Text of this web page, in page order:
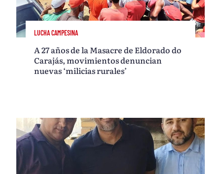
LUCHA CAMPESINA
A 27 años de la Masacre de Eldorado do
Carajás, movimientos denuncian
nuevas ‘milicias rurales’